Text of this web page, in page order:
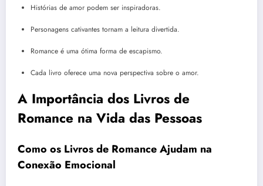
Histórias de amor podem ser inspiradoras.
Personagens cativantes tornam a leitura divertida.
Romance é uma ótima forma de escapismo.
Cada livro oferece uma nova perspectiva sobre o amor.
A Importância dos Livros de
Romance na Vida das Pessoas
Como os Livros de Romance Ajudam na
Conexão Emocional